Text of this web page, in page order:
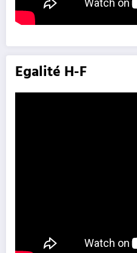
Egalité H-F